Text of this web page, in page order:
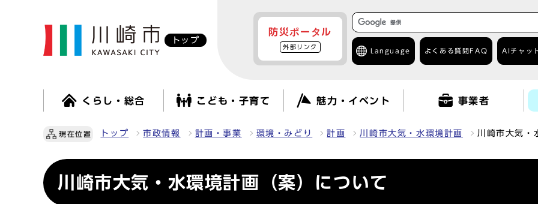
トップ
防災ポータル
外部リンク
Language よくある質問 FAQ AIチャッ
くらし・総合 こども・子育て 魅力・イベント 事業者
現在位置 トップ 市政情報 計画・事業 環境・みどり 計画 川崎市大気・水環境計画 川崎市大気・
川崎市大気・水環境計画（案）について